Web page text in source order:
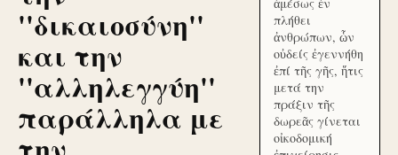
''δικαιοσύνη''
και την
''αλληλεγγύη''
παράλληλα με
πλήθει
ἀνθρώπων, ὧν
οὐδείς ἐγεννήθη
ἐπί τῆς γῆς, ἥτις
μετά την
πράξιν τῆς
δωρεᾶς γίνεται
οἰκοδομική